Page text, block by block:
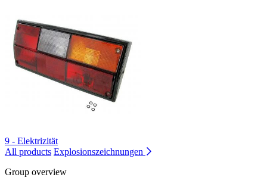
9 - Elektrizität
All products Explosionszeichnungen
Group overview